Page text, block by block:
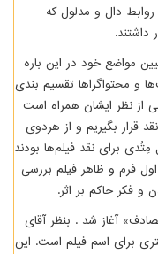
دال و مدلول که
داشتند.
مواضع خود در این باره
و محتواگراها تقسیم بندی
از نظر ایشان همراه است
قرار بگیریم و از هردوی
مِتُدی برای نقد فیلم‌ها بودند
اول فرم و ظاهر فیلم بررسی
و فکر حاکم بر اثر.
آغاز شد . بنظر آقای
برای اسم فیلم است. این